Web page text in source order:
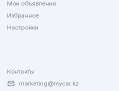
Мои объявления
Избранное
Настройки
Контакты
marketing@mycar.kz